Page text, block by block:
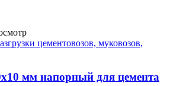
цементовозов, муковозов,
мм напорный для цемента